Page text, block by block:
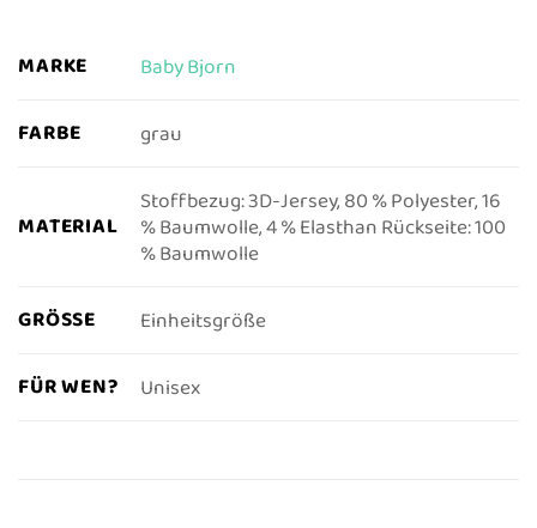
MARKE Baby Bjorn
FARBE grau
MATERIAL
Stoffbezug: 3D-Jersey, 80 % Polyester, 16
% Baumwolle, 4 % Elasthan Rückseite: 100
% Baumwolle
GRÖSSE Einheitsgröße
FÜR WEN? Unisex